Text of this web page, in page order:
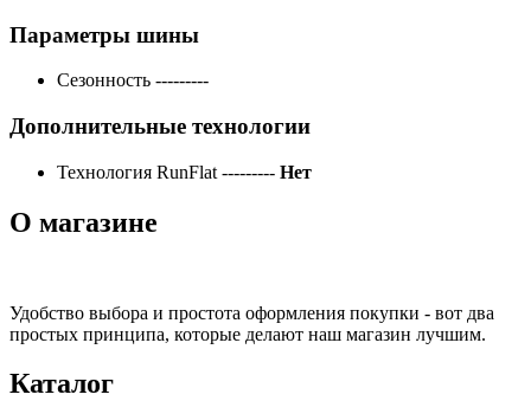
Параметры шины
Сезонность ---------
Дополнительные технологии
Технология RunFlat --------- Нет
О магазине
Удобство выбора и простота оформления покупки - вот два
простых принципа, которые делают наш магазин лучшим.
Каталог